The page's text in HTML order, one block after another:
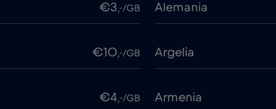
€3,-/GB Alemania
€10,-/GB Argelia
€4,-/GB Armenia